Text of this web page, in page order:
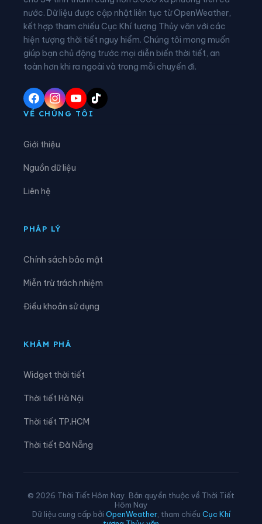
Xã Khánh Xuân Xã Kim Đồng
Xã Lũng Nặm Xã Lý Bôn
Xã Lý Quốc Xã Minh Khai
Xã Minh Tâm
Xã Nguyên Bình
Xã Tam Kim
Xã Vinh Quý
nước. Dữ liệu được cập nhật liên tục từ OpenWeather,
kết hợp tham chiếu Cục Khí tượng Thủy văn với các
hiện tượng thời tiết nguy hiểm. Chúng tôi mong muốn
giúp bạn chủ động trước mọi diễn biến thời tiết, an
toàn hơn khi ra ngoài và trong mỗi chuyến đi.
VỀ CHÚNG TÔI
Giới thiệu
Nguồn dữ liệu
Liên hệ
PHÁP LÝ
Chính sách bảo mật
Miễn trừ trách nhiệm
Điều khoản sử dụng
KHÁM PHÁ
Widget thời tiết
Thời tiết Hà Nội
Thời tiết TP.HCM
Thời tiết Đà Nẵng
© 2026 Thời Tiết Hôm Nay. Bản quyền thuộc về Thời Tiết
Hôm Nay
Dữ liệu cung cấp bởi OpenWeather, tham chiếu Cục Khí